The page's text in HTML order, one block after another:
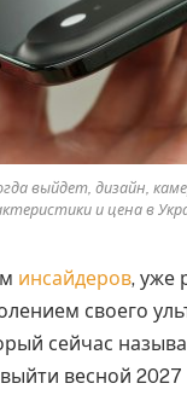
выйдет, дизайн,
и цена в
инсайдеров, уже
своего
сейчас
весной 2027